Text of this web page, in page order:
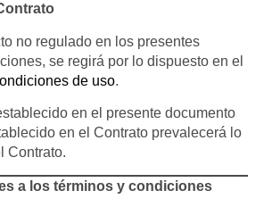
no regulado en los presentes
se regirá por lo dispuesto en el
de uso.
en el presente documento
en el Contrato prevalecerá lo
Contrato.
a los términos y condiciones